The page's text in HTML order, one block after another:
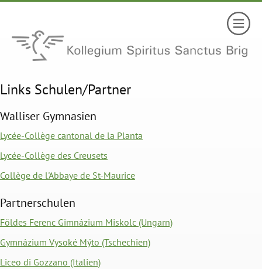
Links Schulen/Partner
Walliser Gymnasien
Lycée-Collège cantonal de la Planta
Lycée-Collège des Creusets
Collège de l'Abbaye de St-Maurice
Partnerschulen
Földes Ferenc Gimnázium Miskolc (Ungarn)
Gymnázium Vysoké Mýto (Tschechien)
Liceo di Gozzano (Italien)